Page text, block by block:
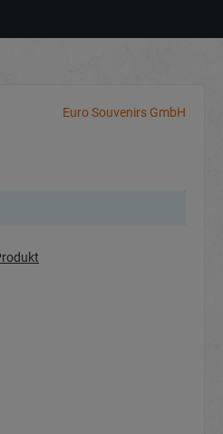
Euro Souvenirs GmbH